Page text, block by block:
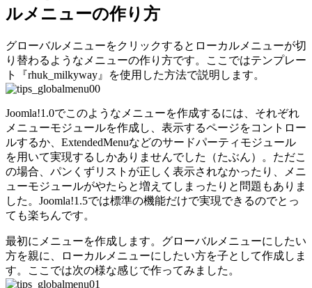
ルメニューの作り方
グローバルメニューをクリックするとローカルメニューが切
り替わるようなメニューの作り方です。ここではテンプレー
ト『rhuk_milkyway』を使用した方法で説明します。
Joomla!1.0でこのようなメニューを作成するには、それぞれ
メニューモジュールを作成し、表示するページをコントロー
ルするか、ExtendedMenuなどのサードパーティモジュール
を用いて実現するしかありませんでした（たぶん）。ただこ
の場合、パンくずリストが正しく表示されなかったり、メニ
ューモジュールがやたらと増えてしまったりと問題もありま
した。Joomla!1.5では標準の機能だけで実現できるのでとっ
ても楽ちんです。
最初にメニューを作成します。グローバルメニューにしたい
方を親に、ローカルメニューにしたい方を子として作成しま
す。ここでは次の様な感じで作ってみました。